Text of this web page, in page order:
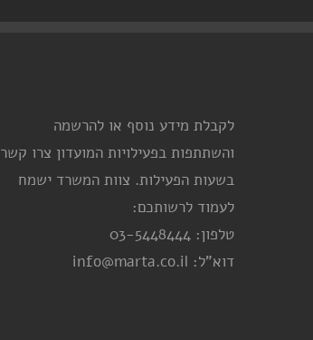
לקבלת מידע נוסף או להרשמה
והשתתפות בפעילויות המועדון צרו קשר
בשעות הפעילות. צוות המשרד ישמח
לעמוד לרשותכם:
טלפון: 03-5448444
דוא"ל: info@marta.co.il